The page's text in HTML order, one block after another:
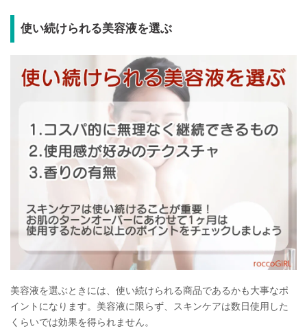
使い続けられる美容液を選ぶ
美容液を選ぶときには、使い続けられる商品であるかも大事なポ
イントになります。美容液に限らず、スキンケアは数日使用した
くらいでは効果を得られません。